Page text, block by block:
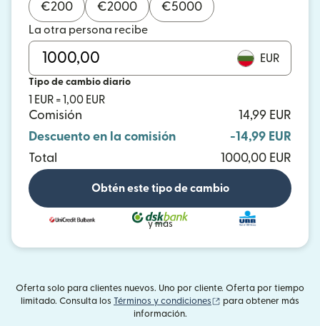
€200 €2000 €5000
La otra persona recibe
EUR
Tipo de cambio diario
1 EUR = 1,00 EUR
Comisión
14,99 EUR
Descuento en la comisión
-14,99 EUR
Total
1000,00 EUR
Obtén este tipo de cambio
y más
Oferta solo para clientes nuevos. Uno por cliente. Oferta por tiempo
limitado. Consulta los Términos y condiciones (se abre en una
para obtener más
información.